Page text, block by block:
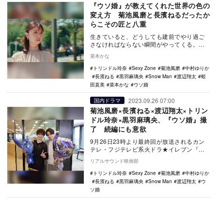
『ウソ婚』が教えてくれた世界の色の
変え方 菊池風磨と長濱ねるだったか
らこその匠と八重
生きていると、どうしても建前でやり過ご
さなければならない瞬間がやってくる。た
かれて、本音で…
菜本かな
トリンドル玲奈
Sexy Zone 菊池風磨
中村ゆりか
長濱ねる
黒羽麻璃央 Snow Man 渡辺翔太
蛭
田直美
菜本かな ウソ婚
国内ドラマ 2023.09.26 07:00
菊池風磨×長濱ねる×渡辺翔太×トリン
ドル玲奈×黒羽麻璃央、『ウソ婚』撮
了 続編にも意欲
9月26日23時より最終回が放送されるカン
テレ・フジテレビ系火ドラ★イレブン『ウ
ソ婚』。主演の菊池風磨をはじめ、長濱ね
る、渡辺翔…
リアルサウンド映画部
トリンドル玲奈
Sexy Zone 菊池風磨
中村ゆりか
長濱ねる
黒羽麻璃央 Snow Man 渡辺翔太
ウ
ソ婚